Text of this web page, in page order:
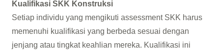
Kualifikasi SKK Konstruksi
Setiap individu yang mengikuti assessment SKK harus
memenuhi kualifikasi yang berbeda sesuai dengan
jenjang atau tingkat keahlian mereka. Kualifikasi ini